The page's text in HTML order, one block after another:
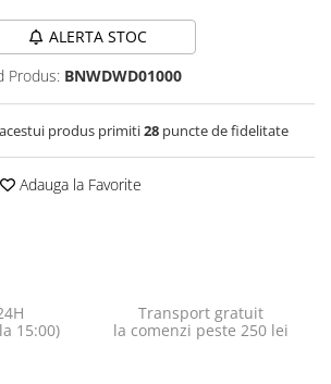
societate
ALERTA STOC
Produs: BNWDWD01000
produs primiti28puncte de fidelitate
Adauga la Favorite
15:00)
Transport gratuit
la comenzi peste 250 lei